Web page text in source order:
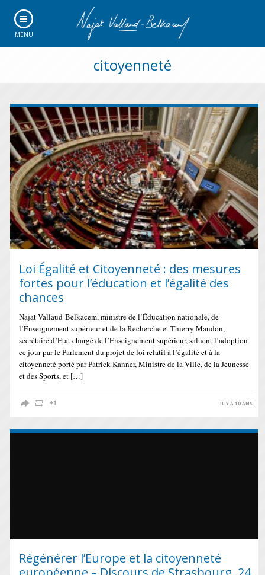
MENU
citoyenneté
Loi Égalité et Citoyenneté : des mesures
fortes pour l’éducation et l’égalité des
chances
Najat Vallaud-Belkacem, ministre de l’Éducation nationale, de
l’Enseignement supérieur et de la Recherche et Thierry Mandon,
secrétaire d’État chargé de l’Enseignement supérieur, saluent l’adoption
ce jour par le Parlement du projet de loi relatif à l’égalité et à la
citoyenneté porté par Patrick Kanner, Ministre de la Ville, de la Jeunesse
et des Sports, et […]
IL Y A 10 ANS
Régénérer l’Europe et la citoyenneté